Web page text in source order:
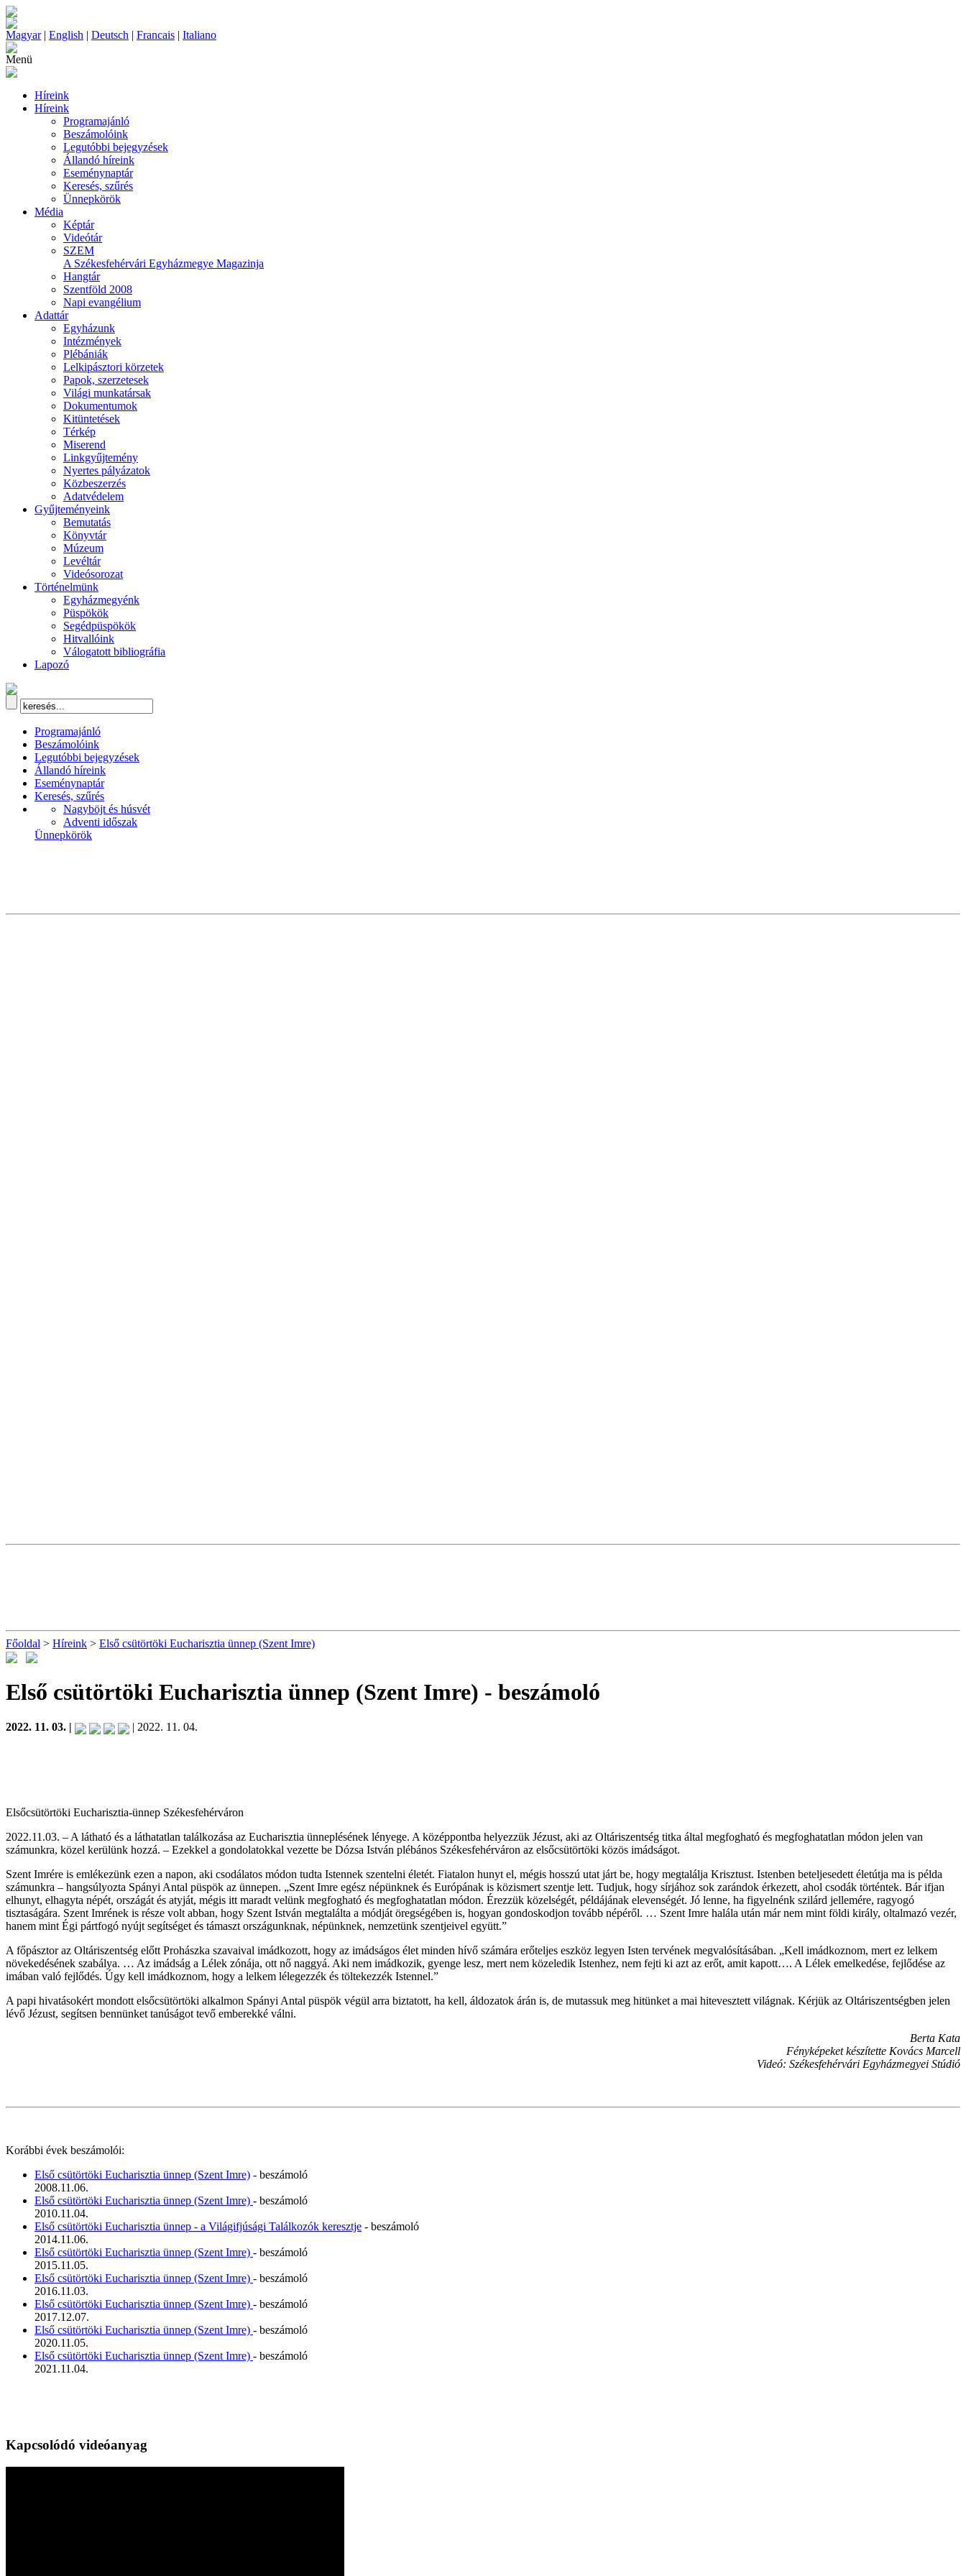
Magyar| English | Deutsch | Francais | Italiano
Menü
Híreink
Híreink
Programajánló
Beszámolóink
Legutóbbi bejegyzések
Állandó híreink
Eseménynaptár
Keresés, szűrés
Ünnepkörök
Média
Képtár
Videótár
SZEM
A Székesfehérvári Egyházmegye Magazinja
Hangtár
Szentföld 2008
Napi evangélium
Adattár
Egyházunk
Intézmények
Plébániák
Lelkipásztori körzetek
Papok, szerzetesek
Világi munkatársak
Dokumentumok
Kitüntetések
Térkép
Miserend
Linkgyűjtemény
Nyertes pályázatok
Közbeszerzés
Adatvédelem
Gyűjteményeink
Bemutatás
Könyvtár
Múzeum
Levéltár
Videósorozat
Történelmünk
Egyházmegyénk
Püspökök
Segédpüspökök
Hitvallóink
Válogatott bibliográfia
Lapozó
Programajánló
Beszámolóink
Legutóbbi bejegyzések
Állandó híreink
Eseménynaptár
Keresés, szűrés
Nagyböjt és húsvét
Adventi időszak
Ünnepkörök
Főoldal > Híreink > Első csütörtöki Eucharisztia ünnep (Szent Imre)
Első csütörtöki Eucharisztia ünnep (Szent Imre) - beszámoló
2022. 11. 03. | | 2022. 11. 04.
Elsőcsütörtöki Eucharisztia-ünnep Székesfehérváron
2022.11.03. – A látható és a láthatatlan találkozása az Eucharisztia ünneplésének lényege. A középpontba helyezzük Jézust, aki az Oltáriszentség titka által megfogható és megfoghatatlan módon jelen van
számunkra, közel kerülünk hozzá. – Ezekkel a gondolatokkal vezette be Dózsa István plébános Székesfehérváron az elsőcsütörtöki közös imádságot.
Szent Imrére is emlékezünk ezen a napon, aki csodálatos módon tudta Istennek szentelni életét. Fiatalon hunyt el, mégis hosszú utat járt be, hogy megtalálja Krisztust. Istenben beteljesedett életútja ma is példa
számunkra – hangsúlyozta Spányi Antal püspök az ünnepen. „Szent Imre egész népünknek és Európának is közismert szentje lett. Tudjuk, hogy sírjához sok zarándok érkezett, ahol csodák történtek. Bár ifjan
elhunyt, elhagyta népét, országát és atyját, mégis itt maradt velünk megfogható és megfoghatatlan módon. Érezzük közelségét, példájának elevenségét. Jó lenne, ha figyelnénk szilárd jellemére, ragyogó
tisztaságára. Szent Imrének is része volt abban, hogy Szent István megtalálta a módját öregségében is, hogyan gondoskodjon tovább népéről. … Szent Imre halála után már nem mint földi király, oltalmazó vezér,
hanem mint Égi pártfogó nyújt segítséget és támaszt országunknak, népünknek, nemzetünk szentjeivel együtt.”
A főpásztor az Oltáriszentség előtt Prohászka szavaival imádkozott, hogy az imádságos élet minden hívő számára erőteljes eszköz legyen Isten tervének megvalósításában. „Kell imádkoznom, mert ez lelkem
növekedésének szabálya. … Az imádság a Lélek zónája, ott nő naggyá. Aki nem imádkozik, gyenge lesz, mert nem közeledik Istenhez, nem fejti ki azt az erőt, amit kapott…. A Lélek emelkedése, fejlődése az
imában való fejlődés. Úgy kell imádkoznom, hogy a lelkem lélegezzék és töltekezzék Istennel.”
A papi hivatásokért mondott elsőcsütörtöki alkalmon Spányi Antal püspök végül arra biztatott, ha kell, áldozatok árán is, de mutassuk meg hitünket a mai hitevesztett világnak. Kérjük az Oltáriszentségben jelen
lévő Jézust, segítsen bennünket tanúságot tevő emberekké válni.
Berta Kata
Fényképeket készítette Kovács Marcell
Videó: Székesfehérvári Egyházmegyei Stúdió
Korábbi évek beszámolói:
Első csütörtöki Eucharisztia ünnep (Szent Imre) - beszámoló
2008.11.06.
Első csütörtöki Eucharisztia ünnep (Szent Imre) - beszámoló
2010.11.04.
Első csütörtöki Eucharisztia ünnep - a Világifjúsági Találkozók keresztje - beszámoló
2014.11.06.
Első csütörtöki Eucharisztia ünnep (Szent Imre) - beszámoló
2015.11.05.
Első csütörtöki Eucharisztia ünnep (Szent Imre) - beszámoló
2016.11.03.
Első csütörtöki Eucharisztia ünnep (Szent Imre) - beszámoló
2017.12.07.
Első csütörtöki Eucharisztia ünnep (Szent Imre) - beszámoló
2020.11.05.
Első csütörtöki Eucharisztia ünnep (Szent Imre) - beszámoló
2021.11.04.
Kapcsolódó videóanyag